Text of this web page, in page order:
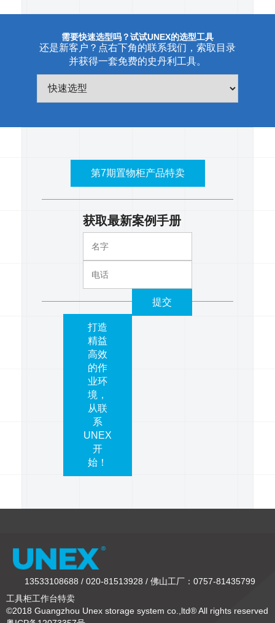
需要快速选型吗？试试UNEX的选型工具
还是新客户？点右下角的联系我们，索取目录
并获得一套免费的史丹利工具。
第7期置物柜产品特卖
获取最新案例手册
提交
打造
精益
高效
的作
业环
境，
从联
系
UNEX
开
始！
13533108688 / 020-81513928 / 佛山工厂：0757-81435799
工具柜工作台特卖
©2018 Guangzhou Unex storage system co.,ltd® All rights reserved